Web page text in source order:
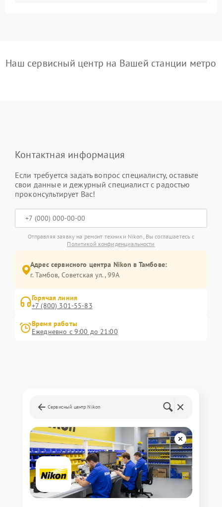
Наш сервисный центр на Вашей станции метро
Контактная информация
Если требуется задать вопрос специалисту, оставьте
свои данные и дежурный специалист с радостью
проконсультирует Вас!
Отправляя заявку на ремонт техники Nikon, Вы соглашаетесь с
Политикой конфиденциальности
Адрес сервисного центра Nikon в Тамбове:
г. Тамбов, Советская ул., 99А
Горячая линия
+7 (800) 301-55-83
Время работы
Ежедневно с 9:00 до 21:00
Сервисный центр Nikon